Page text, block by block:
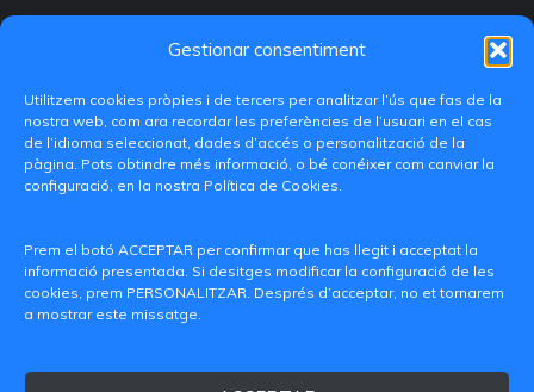
Gestionar consentiment
Utilitzem cookies pròpies i de tercers per analitzar l’ús que fas de la
nostra web, com ara recordar les preferències de l’usuari en el cas
de l’idioma seleccionat, dades d’accés o personalització de la
pàgina. Pots obtindre més informació, o bé conéixer com canviar la
configuració, en la nostra Política de Cookies.
Prem el botó ACCEPTAR per confirmar que has llegit i acceptat la
informació presentada. Si desitges modificar la configuració de les
cookies, prem PERSONALITZAR. Després d’acceptar, no et tornarem
a mostrar este missatge.
C/ Paranimf, 1 - 46730 Grau de Gandia
+34 962849333